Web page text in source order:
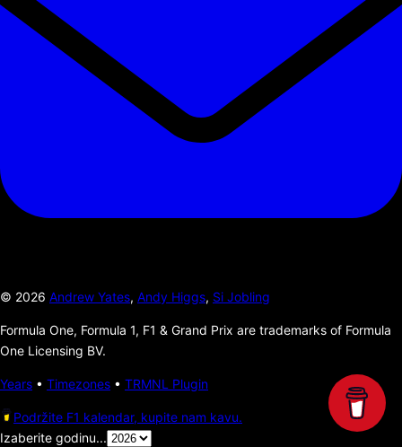
© 2026 Andrew Yates, Andy Higgs, Si Jobling
Formula One, Formula 1, F1 & Grand Prix are trademarks of Formula
One Licensing BV.
Years • Timezones • TRMNL Plugin
Podržite F1 kalendar, kupite nam kavu.
Izaberite godinu...